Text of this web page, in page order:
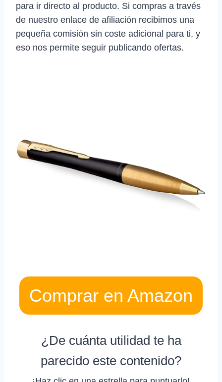
para ir directo al producto. Si compras a través
de nuestro enlace de afiliación recibimos una
pequeña comisión sin coste adicional para ti, y
eso nos permite seguir publicando ofertas.
Comprar en Amazon
¿De cuánta utilidad te ha
parecido este contenido?